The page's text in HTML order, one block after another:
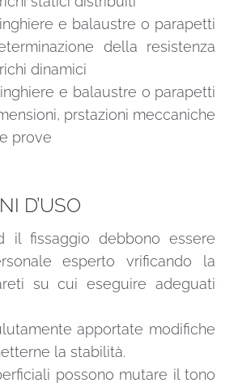
e balaustre o parapetti
della resistenza
dinamici
e balaustre o parapetti
prstazioni meccaniche
prove
D’USO
il fissaggio debbono essere
esperto vrificando la
su cui eseguire adeguati
apportate modifiche
la stabilità.
possono mutare il tono